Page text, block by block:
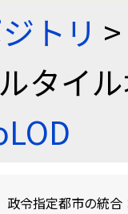
トリ >
タイ
政令指定都市の統